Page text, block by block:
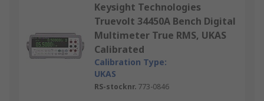
Keysight Technologies
Truevolt 34450A Bench Digital
Multimeter True RMS, UKAS
Calibrated
Calibration Type:
UKAS
RS-stocknr. 773-0846